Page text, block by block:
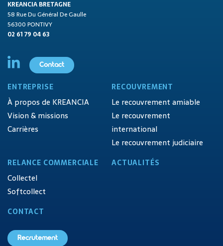
KREANCIA BRETAGNE
58 Rue Du Général De Gaulle
56300 PONTIVY
02 61 79 04 63
Contact
ENTREPRISE
À propos de KREANCIA
Vision & missions
Carrières
RECOUVREMENT
Le recouvrement amiable
Le recouvrement
international
Le recouvrement judiciaire
RELANCE COMMERCIALE
Collectel
Softcollect
ACTUALITÉS
CONTACT
Recrutement